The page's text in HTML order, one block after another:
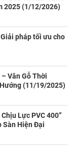
2025 (1/12/2026)
pháp tối ưu cho
Vân Gỗ Thời
(11/19/2025)
Lực PVC 400”
Sàn Hiện Đại